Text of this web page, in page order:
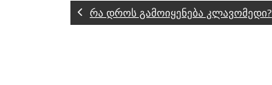
რა დროს გამოიყენება კლავომედი?